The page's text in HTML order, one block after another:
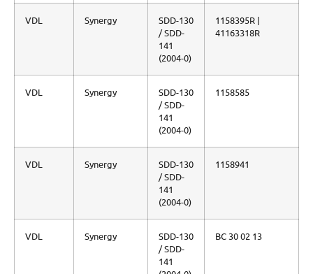
VDL Synergy
SDD-130
/ SDD-
141
(2004-0)
1158395R |
41163318R
VDL Synergy
SDD-130
/ SDD-
141
(2004-0)
1158585
VDL Synergy
SDD-130
/ SDD-
141
(2004-0)
1158941
VDL Synergy
SDD-130
/ SDD-
141
BC 30 02 13